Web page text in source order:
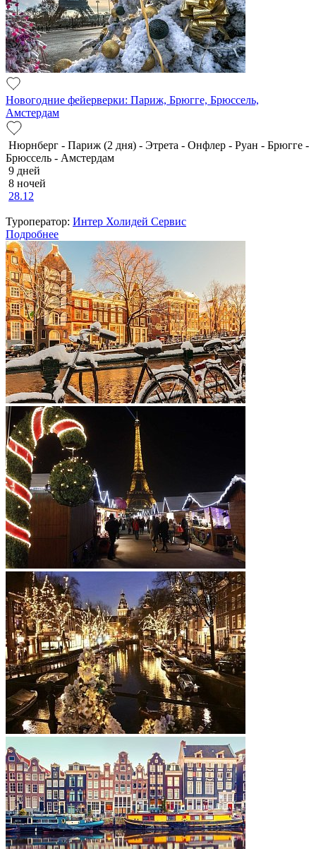
Новогодние фейерверки: Париж, Брюгге, Брюссель,
Амстердам
Нюрнберг - Париж (2 дня) - Этрета - Онфлер - Руан - Брюгге -
Брюссель - Амстердам
9 дней
8 ночей
28.12
Туроператор: Интер Холидей Сервис
Подробнее